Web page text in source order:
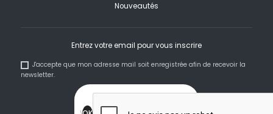
Nouveautés
Entrez votre email pour vous inscrire
J'accepte que mon adresse mail soit enregistrée afin de recevoir la
newsletter.